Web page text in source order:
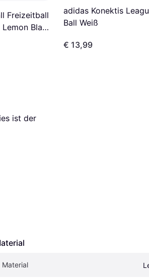
Freizeitball
Black
adidas Konektis
Ball Weiß
€ 13,99
ist der
Material